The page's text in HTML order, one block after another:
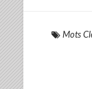
Mots